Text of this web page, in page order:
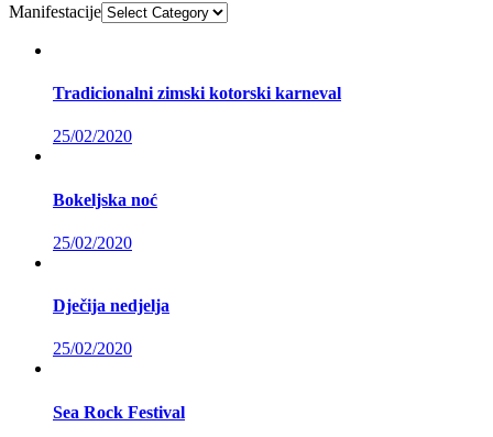
Manifestacije
Tradicionalni zimski kotorski karneval
25/02/2020
Bokeljska noć
25/02/2020
Dječija nedjelja
25/02/2020
Sea Rock Festival